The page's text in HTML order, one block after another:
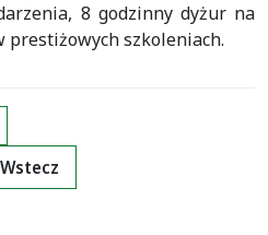
8 godzinny dyżur na
prestiżowych szkoleniach.
link
Wstecz